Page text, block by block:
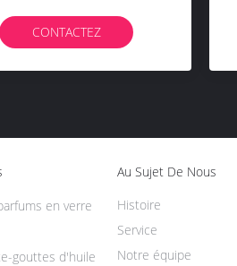
Épaule Ronde En PETG
CONTACTEZ
en verre
gouttes d'huile
Au Sujet De Nous
Histoire
Service
Notre équipe